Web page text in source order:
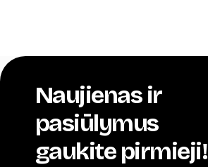
Naujienas ir
pasiūlymus
gaukite pirmieji!